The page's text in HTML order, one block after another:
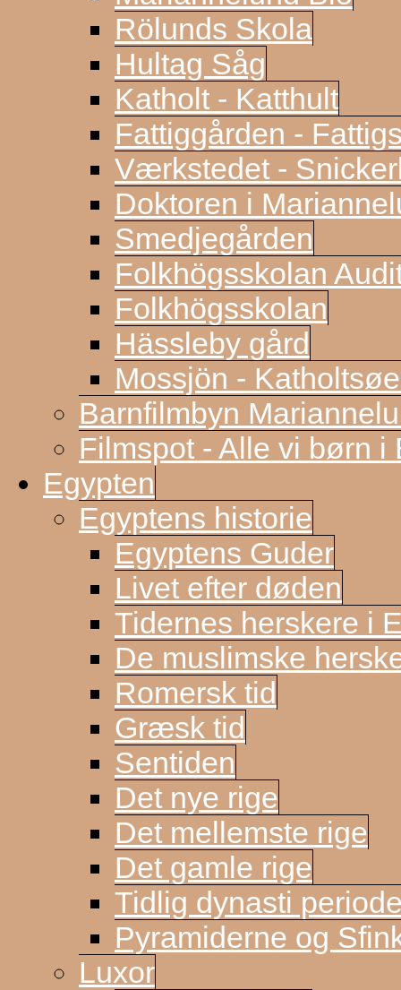
Rölunds Skola
Hultag Såg
Katholt - Katthult
Fattiggården -
Værkstedet -
Doktoren i
Smedjegården
Folkhögsskolan
Folkhögsskolan
Hässleby gård
Mossjön -
Barnfilmbyn
Filmspot - Alle vi børn i
Egypten
Egyptens historie
Egyptens Guder
Livet efter døden
Tidernes herskere i
De muslimske
Romersk tid
Græsk tid
Sentiden
Det nye rige
Det mellemste rige
Det gamle rige
Tidlig dynasti
Pyramiderne og
Luxor